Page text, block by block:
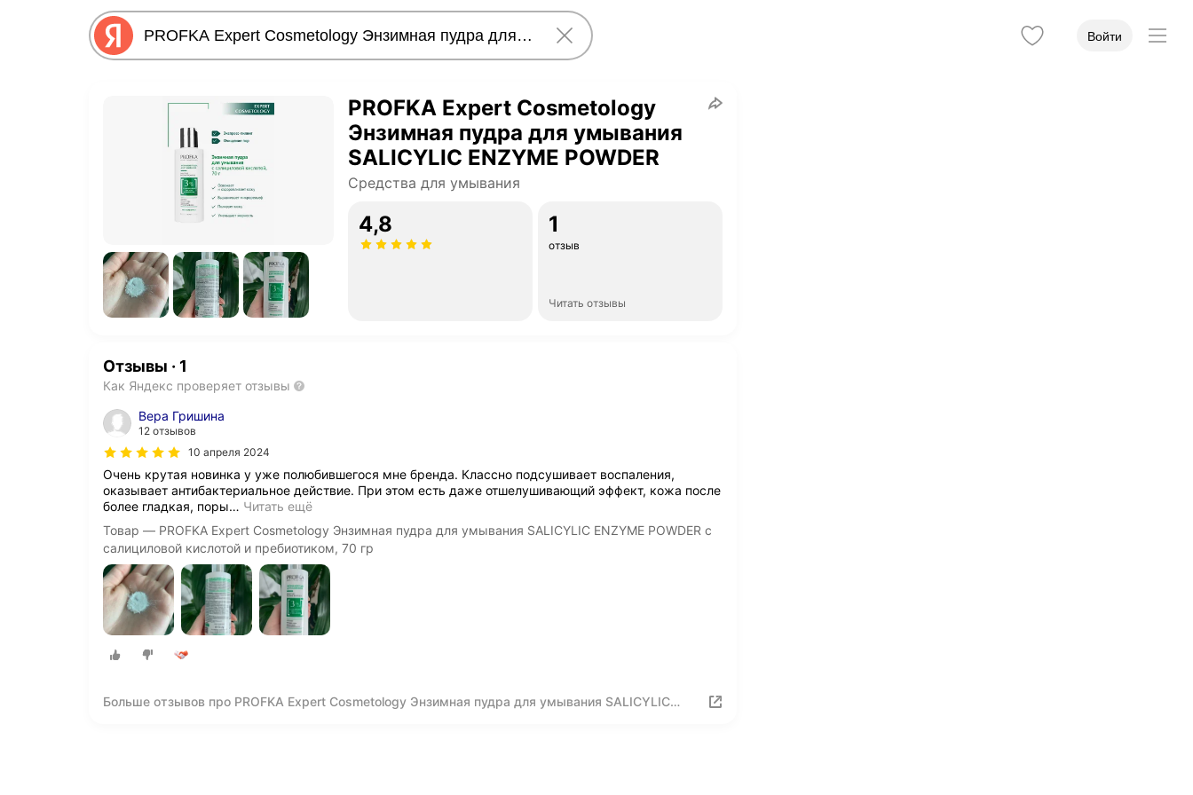
Войти
PROFKA Expert Cosmetology
Энзимная пудра для умывания
SALICYLIC ENZYME POWDER
Средства для умывания
4,8 1
отзыв
Читать отзывы
Отзывы · 1
Как Яндекс проверяет отзывы
Вера Гришина
12 отзывов
10 апреля 2024
Очень крутая новинка у уже полюбившегося мне бренда. Классно подсушивает воспаления,
оказывает антибактериальное действие. При этом есть даже отшелушивающий эффект, кожа после
более гладкая, поры… Читать ещё
Товар — PROFKA Expert Cosmetology Энзимная пудра для умывания SALICYLIC ENZYME POWDER с
салициловой кислотой и пребиотиком, 70 гр
Больше отзывов про PROFKA Expert Cosmetology Энзимная пудра для умывания SALICYLIC